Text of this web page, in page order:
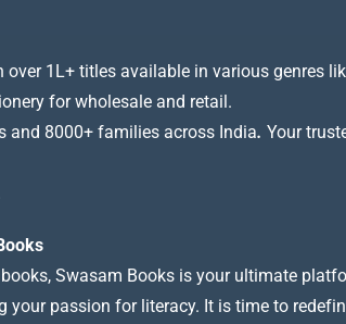
1L+ titles available in various genres
for wholesale and retail.
and 8000+ families across India. Your
Swasam Books is your ultimate
passion for literacy. It is time to